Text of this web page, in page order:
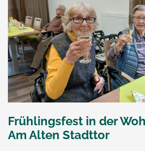
Frühlingsfest in der
Am Alten Stadttor